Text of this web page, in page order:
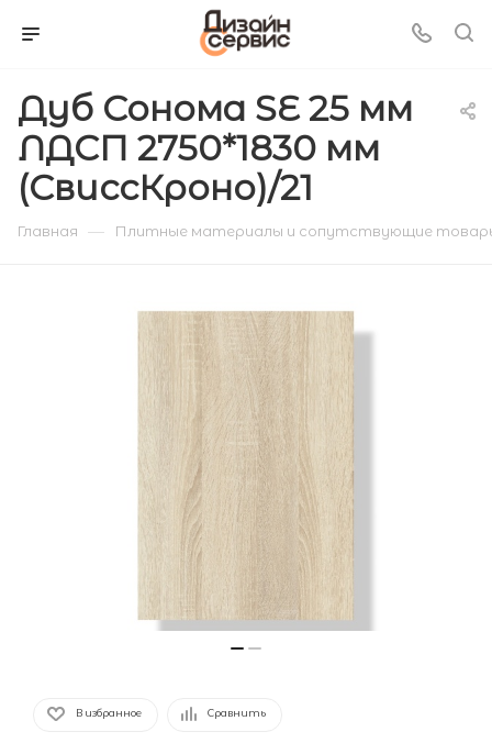
Дуб Сонома SE 25 мм
ЛДСП 2750*1830 мм
(СвиссКроно)/21
Главная — Плитные материалы и сопутствующие
В избранное Сравнить